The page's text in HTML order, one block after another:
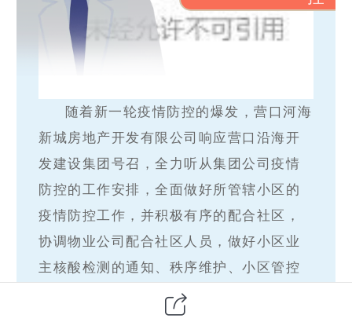
随着新一轮疫情防控的爆发，营口河海
新城房地产开发有限公司响应营口沿海开
发建设集团号召，全力听从集团公司疫情
防控的工作安排，全面做好所管辖小区的
疫情防控工作，并积极有序的配合社区，
协调物业公司配合社区人员，做好小区业
主核酸检测的通知、秩序维护、小区管控